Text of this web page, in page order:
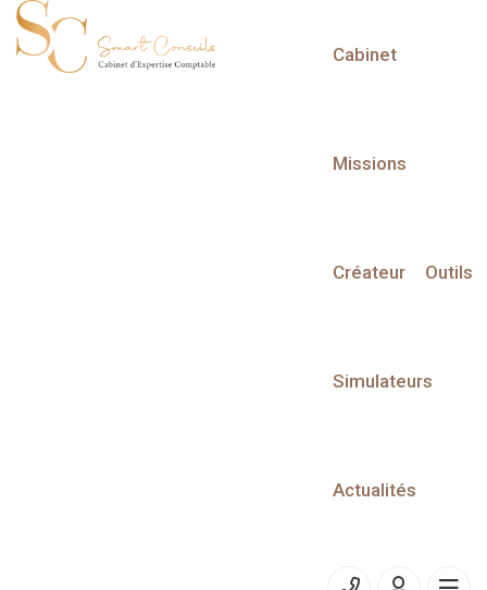
Cabinet
Missions
Créateur Outils
Simulateurs
Actualités